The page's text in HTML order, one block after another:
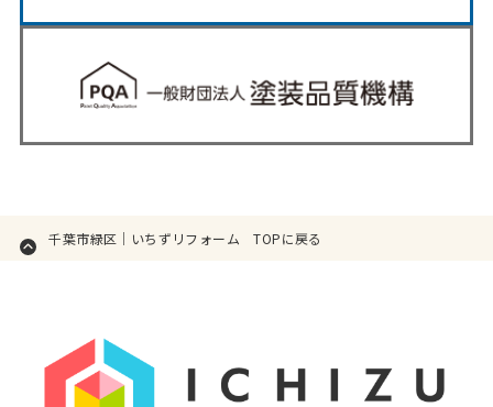
千葉市緑区｜いちずリフォーム TOPに戻る